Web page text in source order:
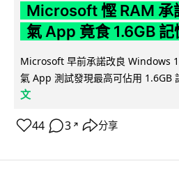
Microsoft 慳 RAM 承
氣 App 竟食 1.6GB 記
Microsoft 早前承諾改良 Windows
氣 App 測試發現最高可佔用 1.6GB
文
44 3 ↗ 分享